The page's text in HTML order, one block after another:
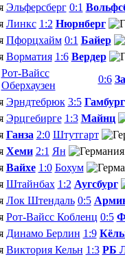
Эльферсберг 0:1
Линкс 1:2 Нюрнберг
Пфорцхайм 0:1 Байер
Ворматия 1:6 Вердер
Рот-Вайсс
Оберхаузен
0:6
Эрндтебрюк 3:5 Гамбург
Эрцгебирге 1:3 Майнц
Ганза 2:0 Штутгарт
Хеми 2:1 Ян
Вайхе 1:0 Бохум
Штайнбах 1:2 Аугсбург
Лок Штендаль 0:5
Рот-Вайсс Кобленц 0:5
Динамо Берлин 1:9
Виктория Кельн 1:3 РБ